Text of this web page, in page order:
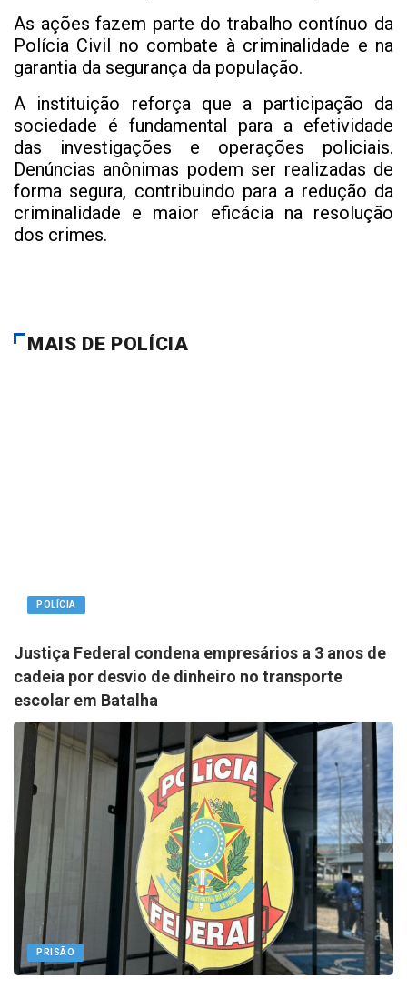
As ações fazem parte do trabalho contínuo da
Polícia Civil no combate à criminalidade e na
garantia da segurança da população.
A instituição reforça que a participação da
sociedade é fundamental para a efetividade
das investigações e operações policiais.
Denúncias anônimas podem ser realizadas de
forma segura, contribuindo para a redução da
criminalidade e maior eficácia na resolução
dos crimes.
MAIS DE POLÍCIA
POLÍCIA
Justiça Federal condena empresários a 3 anos de
cadeia por desvio de dinheiro no transporte
escolar em Batalha
PRISÃO